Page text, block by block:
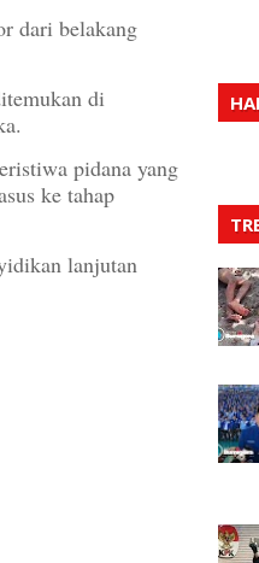
dari belakang
di
pidana yang
ke tahap
lanjutan